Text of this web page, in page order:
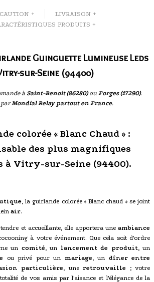
CAUTION +
LIVRAISON +
PRODUITS +
Guinguette Lumineuse Leds
sur-Seine (94400)
à Saint-Benoit (86280)ou Forges (17290).
parMondial Relay partout en France.
colorée « Blanc Chaud » :
des plus magnifiques
à Vitry-sur-Seine (94400).
, la guirlande colorée « Blanc chaud » se joint
air.
et accueillante, elle apportera une ambiance
à votre événement. Que cela soit d'ordre
un comité, un lancement de produit, un
ou privé pour un mariage, un dîner entre
particulière , une retrouvaille ; votre
de vos amis par l'aisance et l'élégance de la